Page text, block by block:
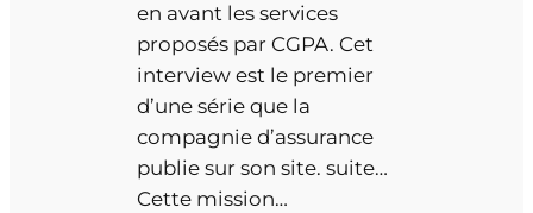
en avant les services
proposés par CGPA. Cet
interview est le premier
d’une série que la
compagnie d’assurance
publie sur son site. suite…
Cette mission…